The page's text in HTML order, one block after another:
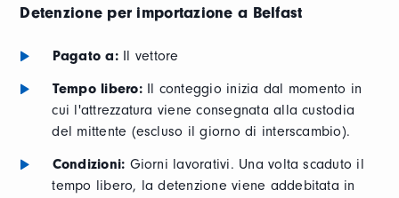
Detenzione per importazione a Belfast
Pagato a: Il vettore
Tempo libero:Il conteggio inizia dal momento in
cui l'attrezzatura viene consegnata alla custodia
del mittente (escluso il giorno di interscambio).
Condizioni: Giorni lavorativi. Una volta scaduto il
tempo libero, la detenzione viene addebitata in